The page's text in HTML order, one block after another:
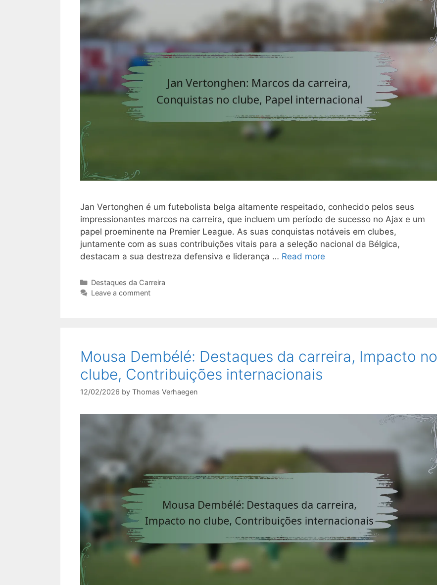
Jan Vertonghen é um futebolista belga altamente respeitado, conhecido pelos seus
impressionantes marcos na carreira, que incluem um período de sucesso no Ajax e um
papel proeminente na Premier League. As suas conquistas notáveis em clubes,
juntamente com as suas contribuições vitais para a seleção nacional da Bélgica,
destacam a sua destreza defensiva e liderança … Read more
Categories
Destaques da Carreira
Leave a comment
Mousa Dembélé: Destaques da carreira, Impacto no
clube, Contribuições internacionais
12/02/2026 by Thomas Verhaegen